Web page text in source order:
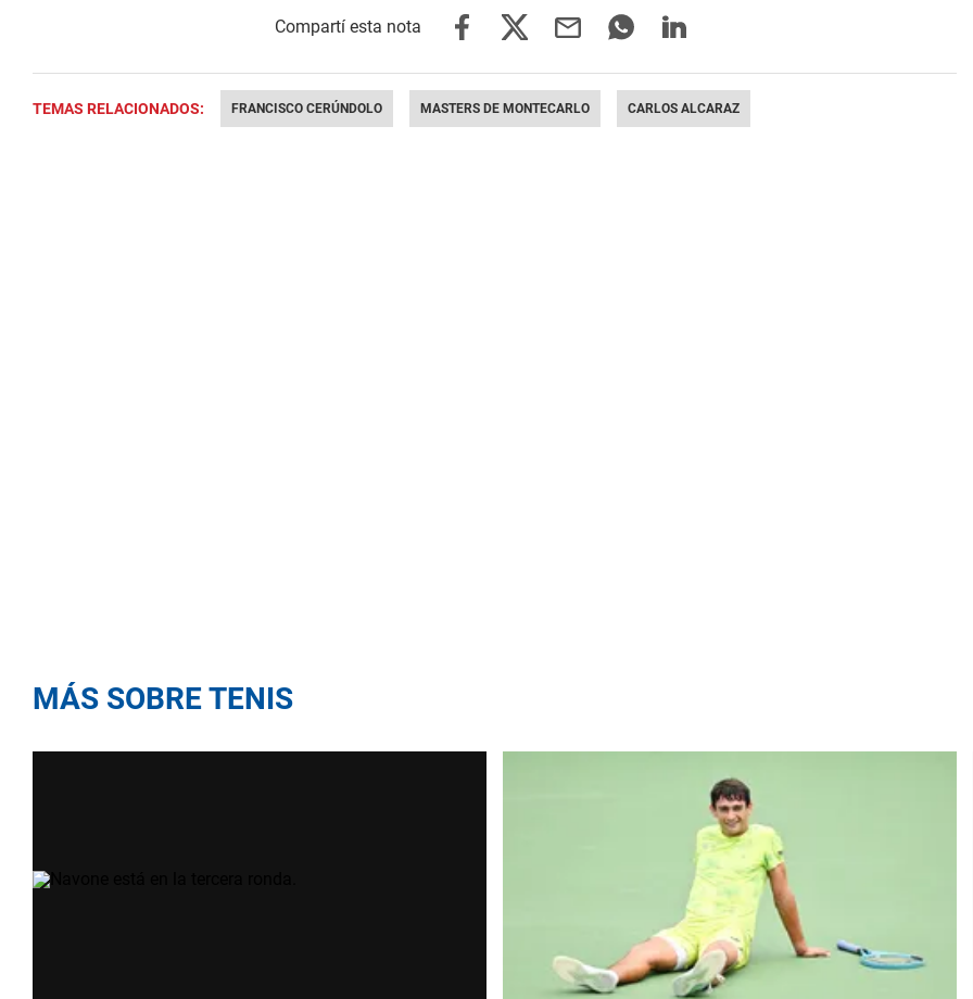
TEMAS RELACIONADOS: FRANCISCO CERÚNDOLO MASTERS DE MONTECARLO CARLOS ALCARAZ
MÁS SOBRE TENIS